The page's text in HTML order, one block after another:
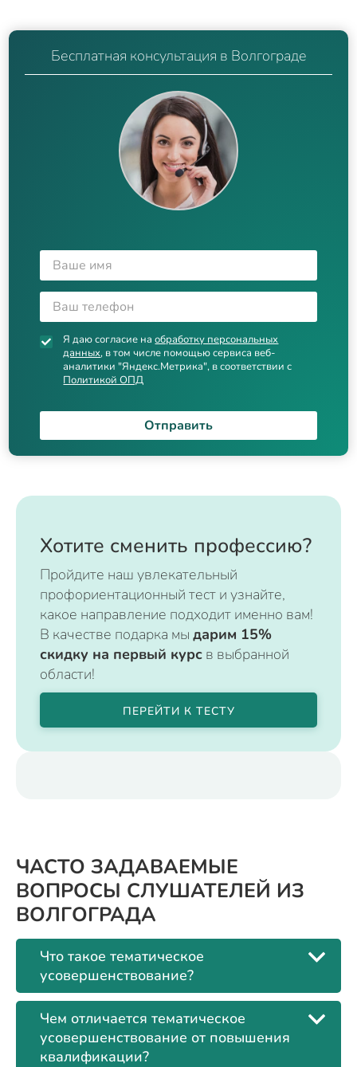
Бесплатная консультация в Волгограде
Я даю согласие наобработку персональных
данных, в том числе помощью сервиса веб-
аналитики "Яндекс.Метрика", в соответствии с
Политикой ОПД
Отправить
Хотите сменить профессию?
Пройдите наш увлекательный
профориентационный тест и узнайте,
какое направление подходит именно вам!
В качестве подарка мы дарим 15%
скидку на первый курс в выбранной
области!
ПЕРЕЙТИ К ТЕСТУ
ЧАСТО ЗАДАВАЕМЫЕ
ВОПРОСЫ СЛУШАТЕЛЕЙ ИЗ
ВОЛГОГРАДА
Что такое тематическое
усовершенствование?
Чем отличается тематическое
усовершенствование от повышения
квалификации?